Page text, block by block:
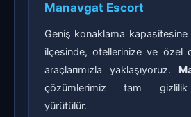
Manavgat Escort
Geniş konaklama
ilçesinde, otellerinize ve özel
araçlarımızla yaklaşıyoruz.
çözümlerimiz tam gizlilik
yürütülür.